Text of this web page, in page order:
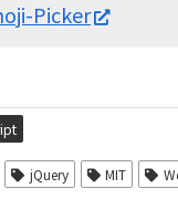
Picker
jQuery MIT